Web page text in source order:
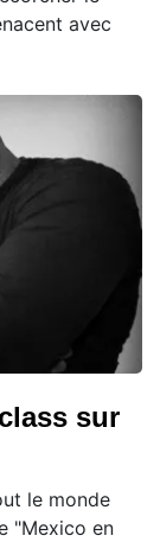
avec
sur
le monde
"Mexico en